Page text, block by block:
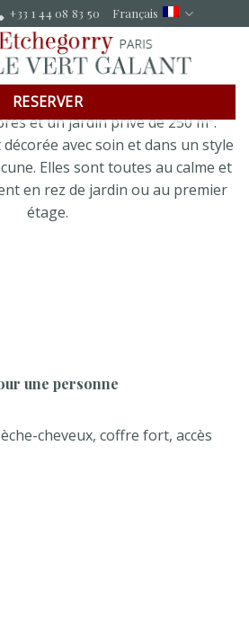
+33 1 44 08 83 50 Français
RESERVERde confort et tranquillité
et un jardin privé de 250 m².
avec soin et dans un style
Elles sont toutes au calme et
en rez de jardin ou au premier
étage.
une personne
cheveux, coffre fort, accès